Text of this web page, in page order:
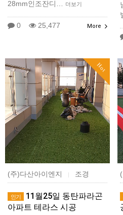
28mm인조잔디…
더보기
0 25,477 More
Hot
(주)다산아이엔지 | 조경
인기
11월25일 동탄파라곤
아파트 테라스 시공